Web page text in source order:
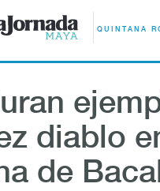
QUINTANA
diablo
de